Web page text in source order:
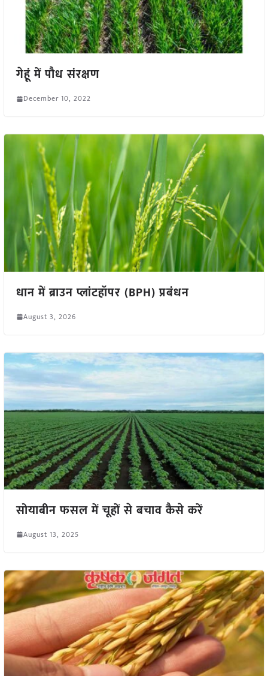
गेहूं में पौध संरक्षण
December 10, 2022
धान में ब्राउन प्लांटहॉपर (BPH) प्रबंधन
August 3, 2026
सोयाबीन फसल में चूहों से बचाव कैसे करें
August 13, 2025